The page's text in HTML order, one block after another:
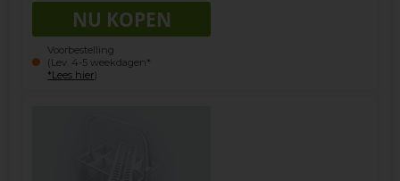
Voorbestelling
(Lev. 4-5 weekdagen*
*Lees hier)